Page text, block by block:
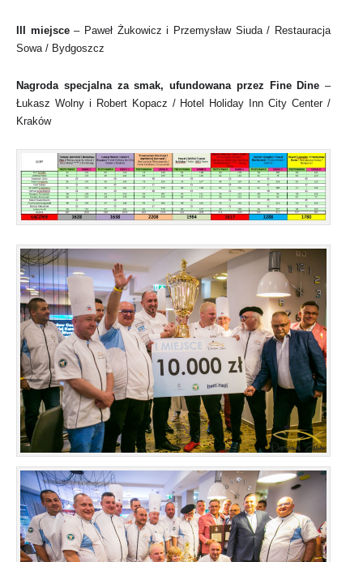
III miejsce– Paweł Żukowicz i Przemysław Siuda / Restauracja
Sowa / Bydgoszcz
Nagroda specjalna za smak, ufundowana przez Fine Dine –
Łukasz Wolny i Robert Kopacz / Hotel Holiday Inn City Center /
Kraków